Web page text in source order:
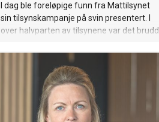
I dag ble foreløpige funn fra Mattilsynet
sin tilsynskampanje på svin presentert. I
over halvparten av tilsynene var det brudd
ikke klarer å overholde
minimumskravene, sier Kaja Efskind,
kommunikasjonsrådgiver i
Dyrevernalliansen.